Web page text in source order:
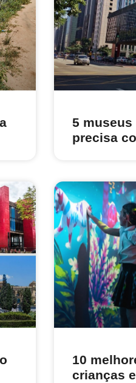
5 museus
precisa
10
crianças